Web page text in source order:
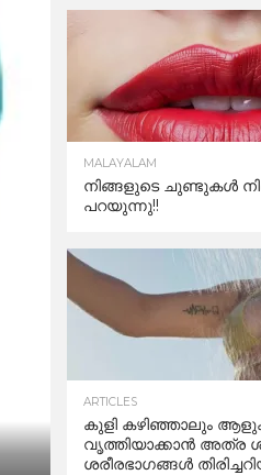
MALAYALAM
നിങ്ങളുടെ ചുണ്ടുകൾ
പറയുന്നു!!
ARTICLES
കുളി കഴിഞ്ഞാലും
വൃത്തിയാക്കാന്‍ അത്ര
ശരീരഭാഗങ്ങള്‍